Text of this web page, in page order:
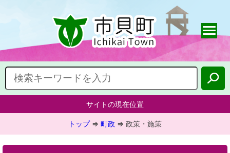
サイトの現在位置
トップ⇒ 町政 ⇒ 政策・施策